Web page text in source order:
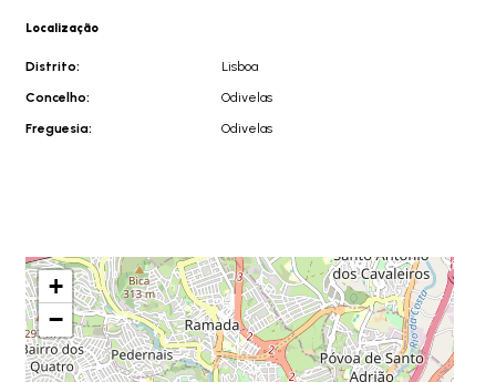
Localização
Distrito:
Lisboa
Concelho:
Odivelas
Freguesia:
Odivelas
+
−